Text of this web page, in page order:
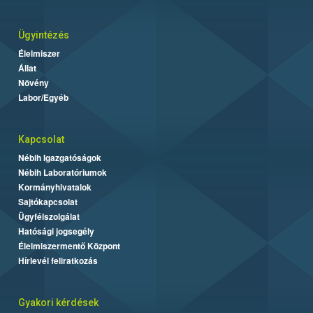
Ügyintézés
Élelmiszer
Állat
Növény
Labor/Egyéb
Kapcsolat
Nébih Igazgatóságok
Nébih Laboratóriumok
Kormányhivatalok
Sajtókapcsolat
Ügyfélszolgálat
Hatósági jogsegély
Élelmiszermentő Központ
Hírlevél feliratkozás
Gyakori kérdések